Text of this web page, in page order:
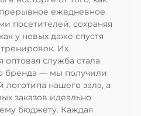
ежедневное
посетителей, сохраняя
у новых даже спустя
Их
служба стала
бренда — мы получили
логотипа нашего зала, а
заказов идеально
бюджету. Каждая